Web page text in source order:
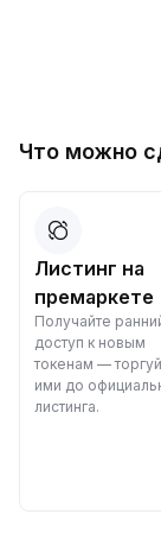
Что можно
Листинг на
премаркете
Получайте ранний
доступ к новым
токенам —
ими до
листинга.